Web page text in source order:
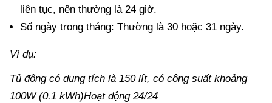
liên tục, nên thường là 24 giờ.
Số ngày trong tháng: Thường là 30 hoặc 31 ngày.
Ví dụ:
Tủ đông có dung tích là 150 lít, có công suất khoảng
100W (0.1 kWh)Hoạt động 24/24